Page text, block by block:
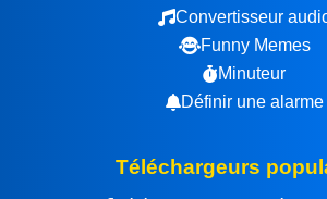
Convertisseur
Funny Memes
Minuteur
Définir une alarme
Téléchargeurs